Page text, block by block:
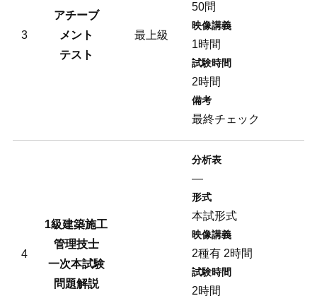
3
アチーブ
メント
テスト
最上級
50問
映像講義
1時間
試験時間
2時間
備考
最終チェック
4
1級建築施工
管理技士
一次本試験
問題解説
分析表
―
形式
本試形式
映像講義
2種有 2時間
試験時間
2時間